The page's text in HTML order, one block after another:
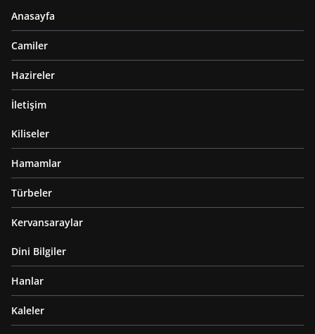
Anasayfa
Camiler
Hazireler
İletişim
Kiliseler
Hamamlar
Türbeler
Kervansaraylar
Dini Bilgiler
Hanlar
Kaleler